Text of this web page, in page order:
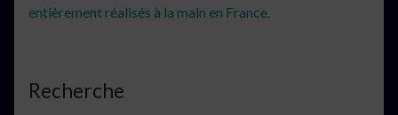
entièrement réalisés à la main en France.
Recherche